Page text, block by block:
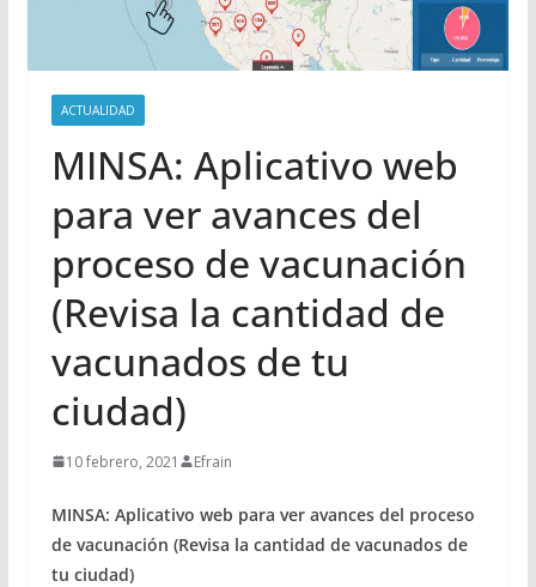
ACTUALIDAD
MINSA: Aplicativo web
para ver avances del
proceso de vacunación
(Revisa la cantidad de
vacunados de tu
ciudad)
10 febrero, 2021 Efrain
MINSA: Aplicativo web para ver avances del proceso
de vacunación (Revisa la cantidad de vacunados de
tu ciudad)